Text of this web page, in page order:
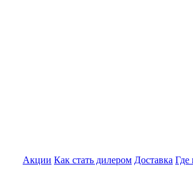
Акции Как стать дилером Доставка Где